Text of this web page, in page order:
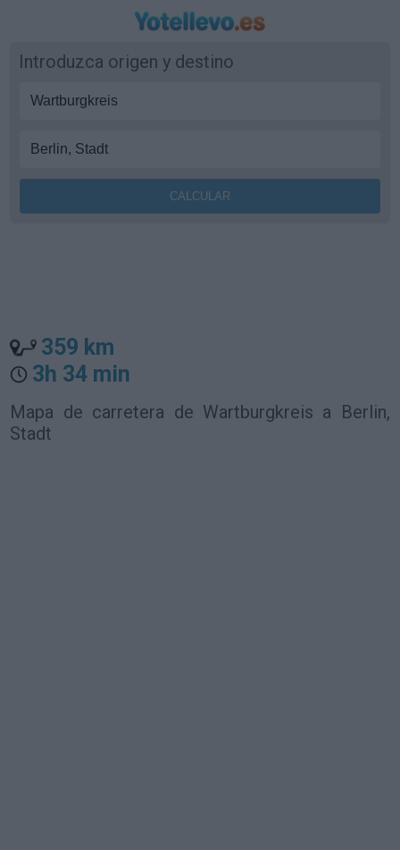
Introduzca origen y destino
359 km
3h 34 min
Mapa de carretera de Wartburgkreis a Berlin,
Stadt